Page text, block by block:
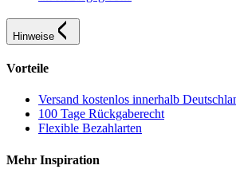
Hinweise
Vorteile
Versand kostenlos innerhalb
100 Tage Rückgaberecht
Flexible Bezahlarten
Mehr Inspiration